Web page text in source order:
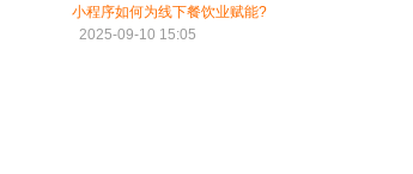
小程序如何为线下餐饮业赋能?
2025-09-10 15:05